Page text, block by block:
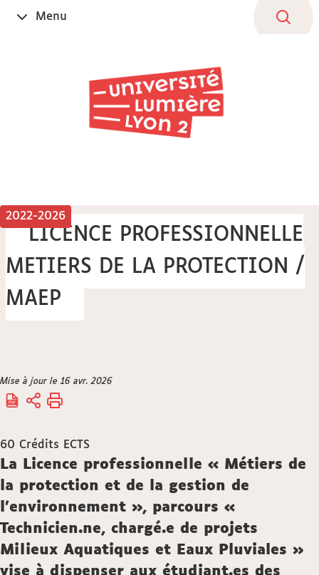
OuvrirMenu
2022-2026
LICENCE PROFESSIONNELLE
METIERS DE LA PROTECTION /
MAEP
Vous
êtes
Accueil
Mise à jour le 16 avr. 2026
60 Crédits ECTS
Description
La Licence professionnelle « Métiers de
la protection et de la gestion de
l’environnement », parcours «
Technicien.ne, chargé.e de projets
Milieux Aquatiques et Eaux Pluviales »
vise à dispenser aux étudiant.es des